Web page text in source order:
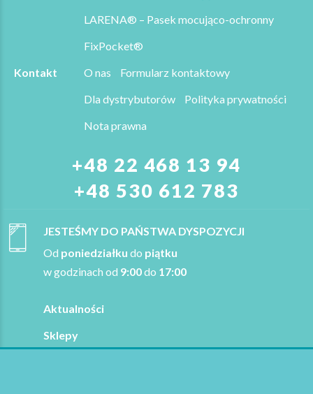
LARENA® – Pasek mocująco-ochronny
FixPocket®
Kontakt
O nas
Formularz kontaktowy
Dla dystrybutorów
Polityka prywatności
Nota prawna
+48 22 468 13 94
+48 530 612 783
JESTEŚMY DO PAŃSTWA DYSPOZYCJI
Od poniedziałku do piątku
w godzinach od 9:00do 17:00
Aktualności
Sklepy